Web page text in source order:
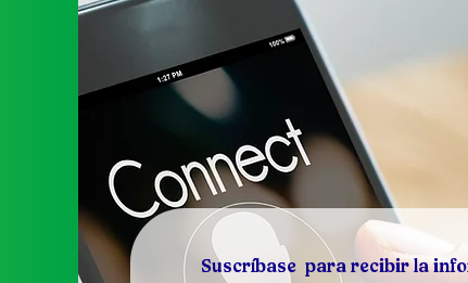
Suscríbase para recibir la